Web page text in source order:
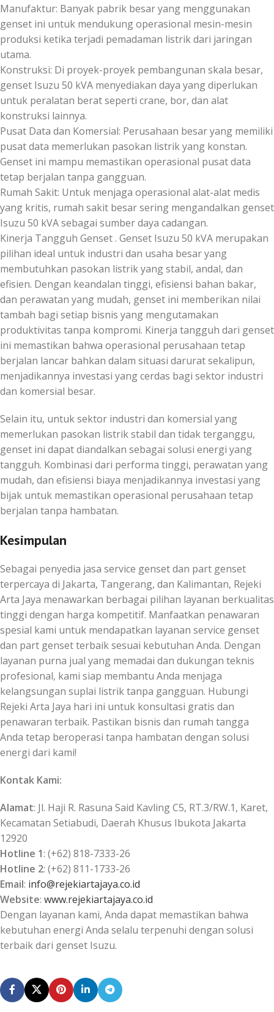
Manufaktur: Banyak pabrik besar yang menggunakan
genset ini untuk mendukung operasional mesin-mesin
produksi ketika terjadi pemadaman listrik dari jaringan
utama.
Konstruksi: Di proyek-proyek pembangunan skala besar,
genset Isuzu 50 kVA menyediakan daya yang diperlukan
untuk peralatan berat seperti crane, bor, dan alat
konstruksi lainnya.
Pusat Data dan Komersial: Perusahaan besar yang memiliki
pusat data memerlukan pasokan listrik yang konstan.
Genset ini mampu memastikan operasional pusat data
tetap berjalan tanpa gangguan.
Rumah Sakit: Untuk menjaga operasional alat-alat medis
yang kritis, rumah sakit besar sering mengandalkan genset
Isuzu 50 kVA sebagai sumber daya cadangan.
Kinerja Tangguh Genset . Genset Isuzu 50 kVA merupakan
pilihan ideal untuk industri dan usaha besar yang
membutuhkan pasokan listrik yang stabil, andal, dan
efisien. Dengan keandalan tinggi, efisiensi bahan bakar,
dan perawatan yang mudah, genset ini memberikan nilai
tambah bagi setiap bisnis yang mengutamakan
produktivitas tanpa kompromi. Kinerja tangguh dari genset
ini memastikan bahwa operasional perusahaan tetap
berjalan lancar bahkan dalam situasi darurat sekalipun,
menjadikannya investasi yang cerdas bagi sektor industri
dan komersial besar.
Selain itu, untuk sektor industri dan komersial yang
memerlukan pasokan listrik stabil dan tidak terganggu,
genset ini dapat diandalkan sebagai solusi energi yang
tangguh. Kombinasi dari performa tinggi, perawatan yang
mudah, dan efisiensi biaya menjadikannya investasi yang
bijak untuk memastikan operasional perusahaan tetap
berjalan tanpa hambatan.
Kesimpulan
Sebagai penyedia jasa service genset dan part genset
terpercaya di Jakarta, Tangerang, dan Kalimantan, Rejeki
Arta Jaya menawarkan berbagai pilihan layanan berkualitas
tinggi dengan harga kompetitif. Manfaatkan penawaran
spesial kami untuk mendapatkan layanan service genset
dan part genset terbaik sesuai kebutuhan Anda. Dengan
layanan purna jual yang memadai dan dukungan teknis
profesional, kami siap membantu Anda menjaga
kelangsungan suplai listrik tanpa gangguan. Hubungi
Rejeki Arta Jaya hari ini untuk konsultasi gratis dan
penawaran terbaik. Pastikan bisnis dan rumah tangga
Anda tetap beroperasi tanpa hambatan dengan solusi
energi dari kami!
Kontak Kami:
Alamat: Jl. Haji R. Rasuna Said Kavling C5, RT.3/RW.1, Karet,
Kecamatan Setiabudi, Daerah Khusus Ibukota Jakarta
12920
Hotline 1: (+62) 818-7333-26
Hotline 2: (+62) 811-1733-26
Email: info@rejekiartajaya.co.id
Website: www.rejekiartajaya.co.id
Dengan layanan kami, Anda dapat memastikan bahwa
kebutuhan energi Anda selalu terpenuhi dengan solusi
terbaik dari genset Isuzu.